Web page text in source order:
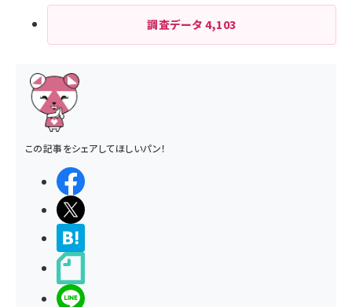
調査データ4,103
この記事をシェアしてほしいパン！